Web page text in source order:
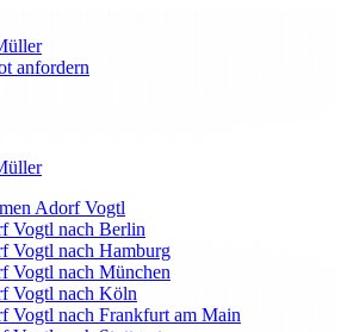
anfordern
Adorf Vogtl
Vogtl nach Berlin
Vogtl nach Hamburg
Vogtl nach München
Vogtl nach Köln
Vogtl nach Frankfurt am Main